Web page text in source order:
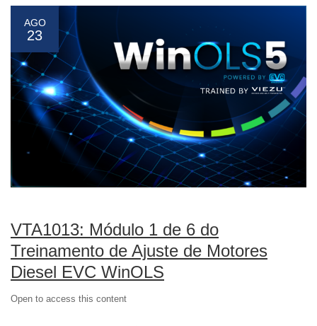
AGO
23
VTA1013: Módulo 1 de 6 do
Treinamento de Ajuste de Motores
Diesel EVC WinOLS
Open to access this content